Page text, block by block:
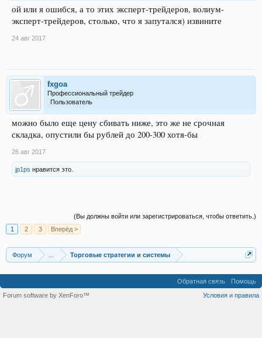
ой или я ошибся, а то этих эксперт-трейдеров, волиум-
эксперт-трейдеров, столько, что я запутался) извините
24 авг 2017
fxgoa
Профессиональный трейдер
Пользователь
можно было еще цену сбивать ниже, это же не срочная
складка, опустили бы рублей до 200-300 хотя-бы
26 авг 2017
jp1ps нравится это.
(Вы должны войти или зарегистрироваться, чтобы ответить.)
1
2 3 Вперёд >
Форум Торговые стратегии и системы
Обратная связь
Помощь
Условия и правила
Forum software by XenForo™